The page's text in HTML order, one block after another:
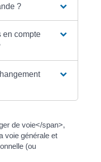
?
en compte
de voie</span>,
voie générale et
(ou